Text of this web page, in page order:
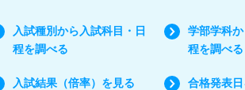
入試種別から入試科目・日
程を調べる
学部学科
程を調べる
入試結果（倍率）を見る 合格発表